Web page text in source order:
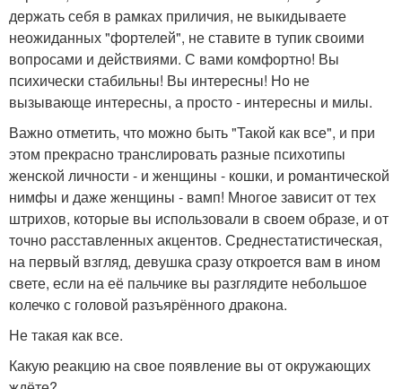
держать себя в рамках приличия, не выкидываете
неожиданных "фортелей", не ставите в тупик своими
вопросами и действиями. С вами комфортно! Вы
психически стабильны! Вы интересны! Но не
вызывающе интересны, а просто - интересны и милы.
Важно отметить, что можно быть "Такой как все", и при
этом прекрасно транслировать разные психотипы
женской личности - и женщины - кошки, и романтической
нимфы и даже женщины - вамп! Многое зависит от тех
штрихов, которые вы использовали в своем образе, и от
точно расставленных акцентов. Среднестатистическая,
на первый взгляд, девушка сразу откроется вам в ином
свете, если на её пальчике вы разглядите небольшое
колечко с головой разъярённого дракона.
Не такая как все.
Какую реакцию на свое появление вы от окружающих